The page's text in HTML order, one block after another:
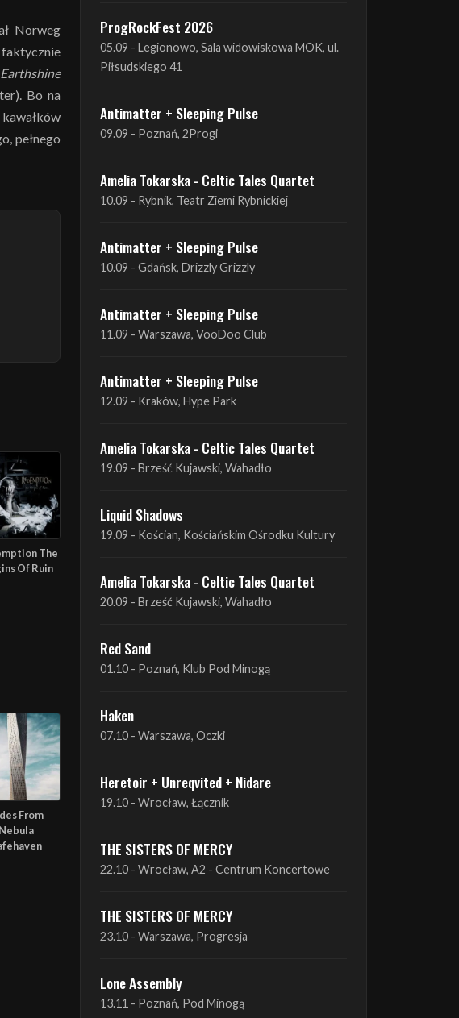
Norweg
Earthshine
Bo na
pełnego
The
Of Ruin
From
Nebula
ProgRockFest 2026
05.09 - Legionowo, Sala widowiskowa MOK, ul.
Piłsudskiego 41
Antimatter + Sleeping Pulse
09.09 - Poznań, 2Progi
Amelia Tokarska - Celtic Tales Quartet
10.09 - Rybnik, Teatr Ziemi Rybnickiej
Antimatter + Sleeping Pulse
10.09 - Gdańsk, Drizzly Grizzly
Antimatter + Sleeping Pulse
11.09 - Warszawa, VooDoo Club
Antimatter + Sleeping Pulse
12.09 - Kraków, Hype Park
Amelia Tokarska - Celtic Tales Quartet
19.09 - Brześć Kujawski, Wahadło
Liquid Shadows
19.09 - Kościan, Kościańskim Ośrodku Kultury
Amelia Tokarska - Celtic Tales Quartet
20.09 - Brześć Kujawski, Wahadło
Red Sand
01.10 - Poznań, Klub Pod Minogą
Haken
07.10 - Warszawa, Oczki
Heretoir + Unreqvited + Nidare
19.10 - Wrocław, Łącznik
THE SISTERS OF MERCY
22.10 - Wrocław, A2 - Centrum Koncertowe
THE SISTERS OF MERCY
23.10 - Warszawa, Progresja
Lone Assembly
13.11 - Poznań, Pod Minogą